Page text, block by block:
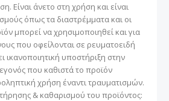
Είναι άνετο στη χρήση και είναι
όπως τα διαστρέμματα και οι
μπορεί να χρησιμοποιηθεί και για
που οφείλονται σε ρευματοειδή
ικανοποιητική υποστήριξη στην
που καθιστά το προϊόν
χρήση έναντι τραυματισμών.
& καθαρισμού του προϊόντος: